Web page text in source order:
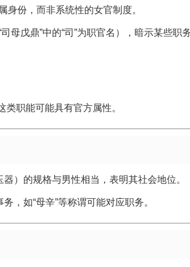
身份，而非系统性的女官制度。
母戊鼎”中的“司”为职官名），暗示某些职
类职能可能具有官方属性。
）的规格与男性相当，表明其社会地位。
，如“母辛”等称谓可能对应职务。